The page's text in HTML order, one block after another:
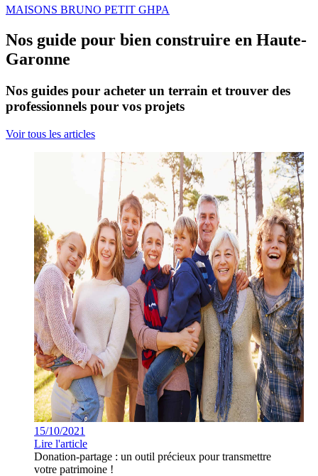
MAISONS BRUNO PETIT GHPA
Nos guide pour bien construire en Haute-
Garonne
Nos guides pour acheter un terrain et trouver des
professionnels pour vos projets
Voir tous les articles
15/10/2021
Lire l'article
Donation-partage : un outil précieux pour transmettre
votre patrimoine !